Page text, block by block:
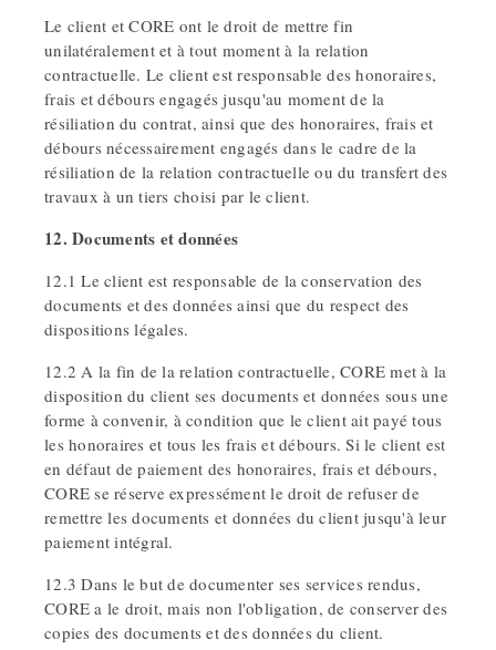
Le client et CORE ont le droit de mettre fin
unilatéralement et à tout moment à la relation
contractuelle. Le client est responsable des honoraires,
frais et débours engagés jusqu'au moment de la
résiliation du contrat, ainsi que des honoraires, frais et
débours nécessairement engagés dans le cadre de la
résiliation de la relation contractuelle ou du transfert des
travaux à un tiers choisi par le client.
12. Documents et données
12.1 Le client est responsable de la conservation des
documents et des données ainsi que du respect des
dispositions légales.
12.2 A la fin de la relation contractuelle, CORE met à la
disposition du client ses documents et données sous une
forme à convenir, à condition que le client ait payé tous
les honoraires et tous les frais et débours. Si le client est
en défaut de paiement des honoraires, frais et débours,
CORE se réserve expressément le droit de refuser de
remettre les documents et données du client jusqu'à leur
paiement intégral.
12.3 Dans le but de documenter ses services rendus,
CORE a le droit, mais non l'obligation, de conserver des
copies des documents et des données du client.